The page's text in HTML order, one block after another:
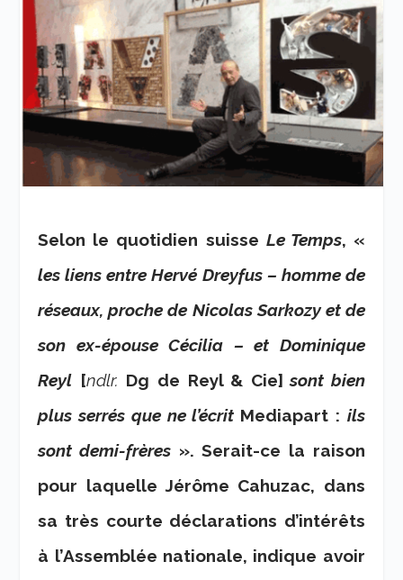
Selon le quotidien suisse Le Temps, «
les liens entre Hervé Dreyfus – homme de
réseaux, proche de Nicolas Sarkozy et de
son ex-épouse Cécilia – et Dominique
Reyl [ndlr. Dg de Reyl & Cie] sont bien
plus serrés que ne l’écrit Mediapart : ils
sont demi-frères ». Serait-ce la raison
pour laquelle Jérôme Cahuzac, dans
sa très courte déclarations d’intérêts
à l’Assemblée nationale, indique avoir